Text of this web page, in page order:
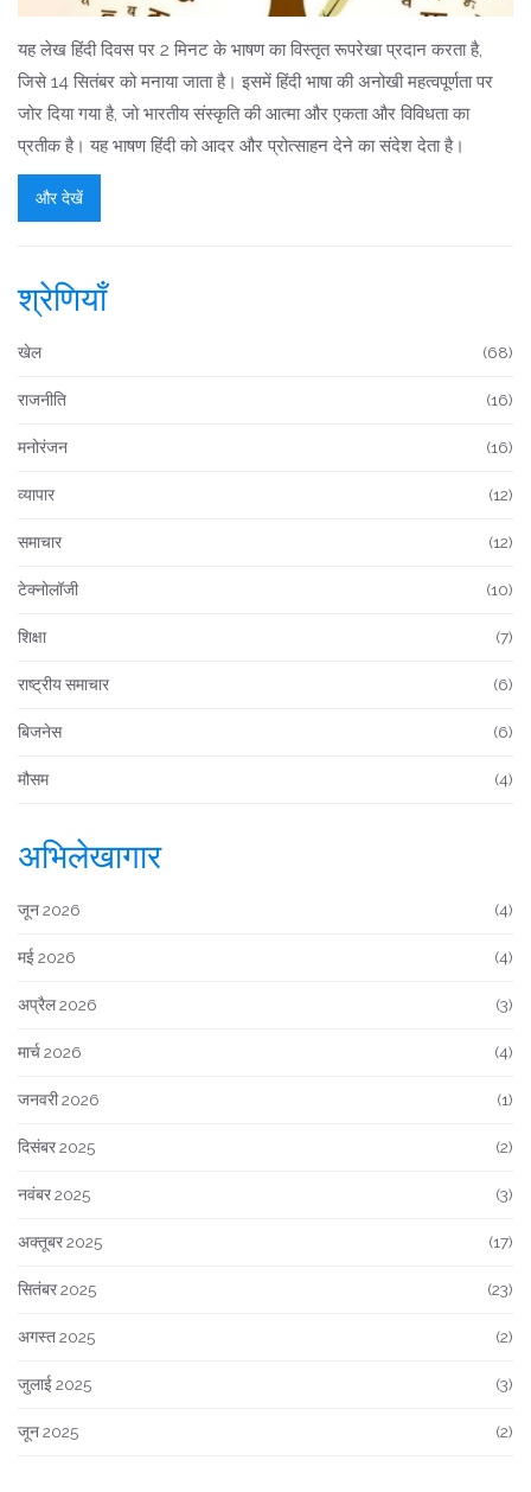
यह लेख हिंदी दिवस पर 2 मिनट के भाषण का विस्तृत रूपरेखा प्रदान करता है,
जिसे 14 सितंबर को मनाया जाता है। इसमें हिंदी भाषा की अनोखी महत्वपूर्णता पर
जोर दिया गया है, जो भारतीय संस्कृति की आत्मा और एकता और विविधता का
प्रतीक है। यह भाषण हिंदी को आदर और प्रोत्साहन देने का संदेश देता है।
और देखें
श्रेणियाँ
खेल (68)
राजनीति (16)
मनोरंजन (16)
व्यापार (12)
समाचार (12)
टेक्नोलॉजी (10)
शिक्षा (7)
राष्ट्रीय समाचार (6)
बिजनेस (6)
मौसम (4)
अभिलेखागार
जून 2026 (4)
मई 2026 (4)
अप्रैल 2026 (3)
मार्च 2026 (4)
जनवरी 2026 (1)
दिसंबर 2025 (2)
नवंबर 2025 (3)
अक्तूबर 2025 (17)
सितंबर 2025 (23)
अगस्त 2025 (2)
जुलाई 2025 (3)
जून 2025 (2)